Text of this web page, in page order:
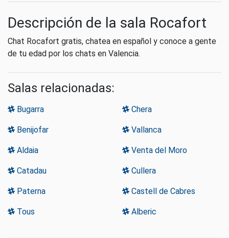
Descripción de la sala Rocafort
Chat Rocafort gratis, chatea en español y conoce a gente
de tu edad por los chats en Valencia.
Salas relacionadas:
Bugarra Chera
Benijofar Vallanca
Aldaia Venta del Moro
Catadau Cullera
Paterna Castell de Cabres
Tous Alberic